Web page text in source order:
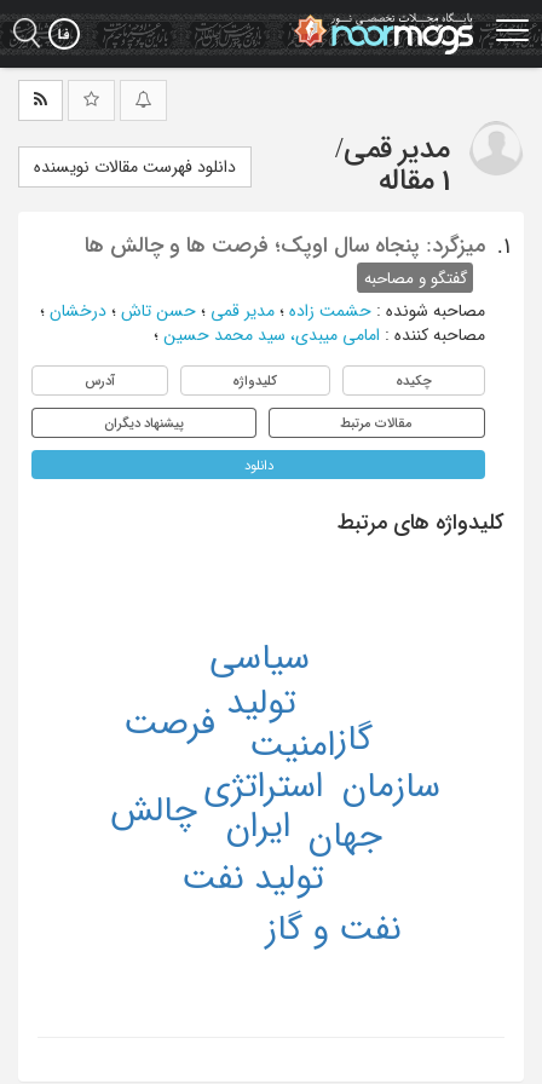
Skip
to
main
مدیر قمی/
1 مقاله
دانلود فهرست مقالات نویسنده
1. میزگرد: پنجاه سال اوپک؛ فرصت ها و چالش ها
گفتگو و مصاحبه
مصاحبه شونده : حشمت زاده ؛ مدیر قمی ؛ حسن تاش ؛ درخشان ؛
مصاحبه کننده : امامی میبدی، سید محمد حسین ؛
چکیده کلیدواژه آدرس
مقالات مرتبط پیشنهاد دیگران
دانلود
کلیدواژه های مرتبط
استراتژی
امنیت
ایران
تولید
تولید نفت
جهان
چالش
سازمان
سیاسی
فرصت
گاز
نفت و گاز